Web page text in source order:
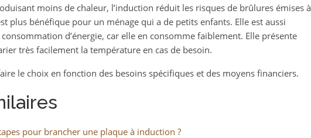
moins de chaleur, l’induction réduit les risques de brûlures émises à
plus bénéfique pour un ménage qui a de petits enfants. Elle est aussi
d’énergie, car elle en consomme faiblement. Elle présente
très facilement la température en cas de besoin.
le choix en fonction des besoins spécifiques et des moyens financiers.
pour brancher une plaque à induction ?